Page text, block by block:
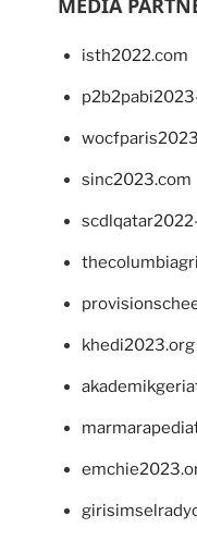
isth2022.com
sinc2023.com
khedi2023.org